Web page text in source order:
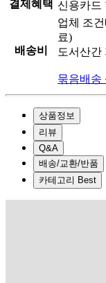
결제혜택 신용카드
배송비
업체 조
료)
도서산간
묶음배송
상품정보
리뷰
Q&A
배송/교환/반품
카테고리 Best